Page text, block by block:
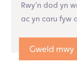
Rwy’n dod yn
ac yn caru fyw
Gweld mwy